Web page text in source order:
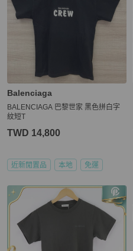
Balenciaga
BALENCIAGA 巴黎世家 黑色拼白字
紋短T
TWD 14,800
近新閒置品 本地 免運